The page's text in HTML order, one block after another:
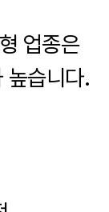
업종은
높습니다.